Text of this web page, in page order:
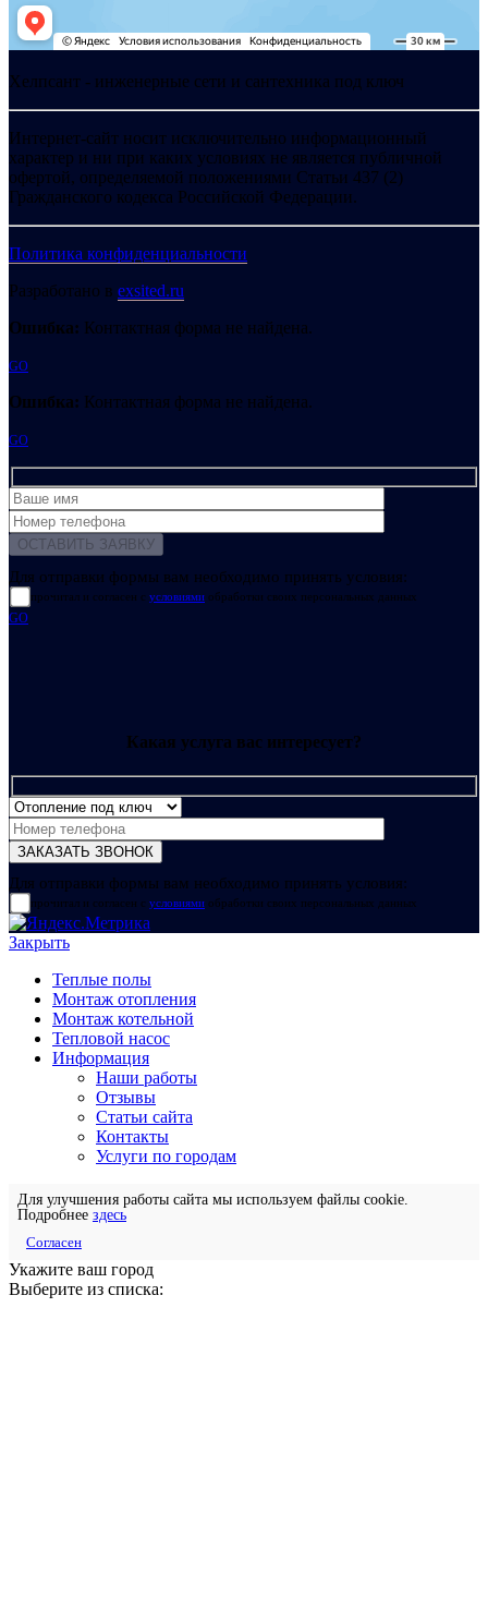
Хелпсант - инженерные сети и сантехника под ключ
Интернет-сайт носит исключительно информационный
характер и ни при каких условиях не является публичной
офертой, определяемой положениями Статьи 437 (2)
Гражданского кодекса Российской Федерации.
Политика конфиденциальности
Разработано в exsited.ru
Ошибка: Контактная форма не найдена.
GO
Ошибка: Контактная форма не найдена.
GO
Для отправки формы вам необходимо принять условия:
прочитал и согласен с условиями обработки своих персональных данных
GO
Какая услуга вас интересует?
Для отправки формы вам необходимо принять условия:
прочитал и согласен с условиями обработки своих персональных данных
Закрыть
Теплые полы
Монтаж отопления
Монтаж котельной
Тепловой насос
Информация
Наши работы
Отзывы
Статьи сайта
Контакты
Услуги по городам
Для улучшения работы сайта мы используем файлы cookie.
Подробнее здесь
Согласен
Укажите ваш город
Выберите из списка: